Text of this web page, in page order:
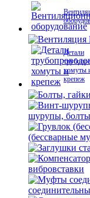
Детали
хомуты
крепеж
шурупы,
(бессварные
вибровставки